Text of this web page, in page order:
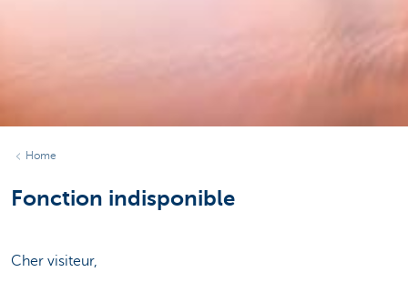
Home
Fonction indisponible
Cher visiteur,